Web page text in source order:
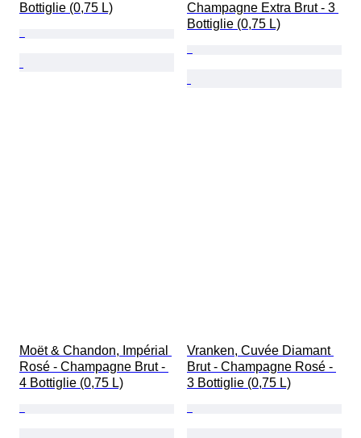
Bottiglie (0,75 L)
Champagne Extra Brut - 3
Bottiglie (0,75 L)
Moët & Chandon, Impérial
Rosé - Champagne Brut -
4 Bottiglie (0,75 L)
Vranken, Cuvée Diamant
Brut - Champagne Rosé -
3 Bottiglie (0,75 L)